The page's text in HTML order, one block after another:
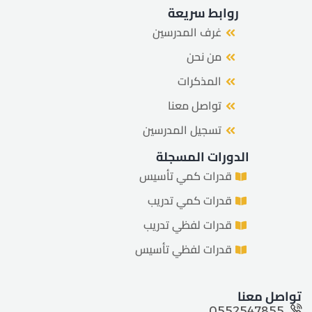
روابط سريعة
غرف المدرسين
من نحن
المذكرات
تواصل معنا
تسجيل المدرسين
الدورات المسجلة
قدرات كمي تأسيس
قدرات كمي تدريب
قدرات لفظي تدريب
قدرات لفظي تأسيس
تواصل معنا